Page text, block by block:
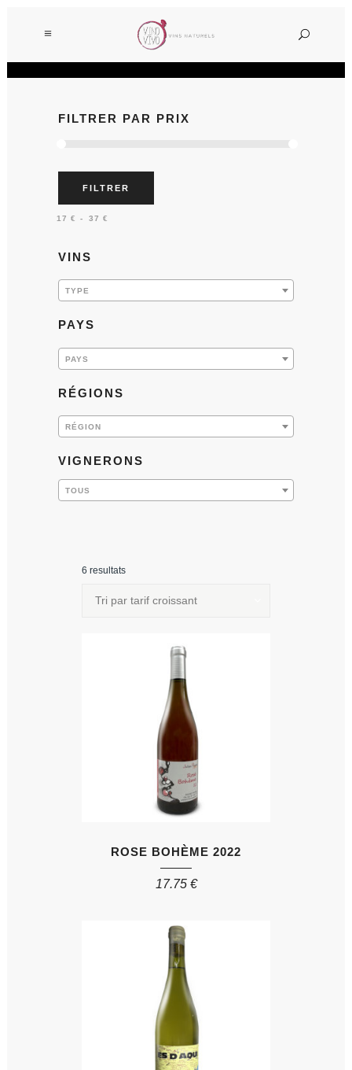
FILTRER PAR PRIX
FILTRER
17 €— 37 €
VINS
TYPE
PAYS
PAYS
RÉGIONS
RÉGION
VIGNERONS
TOUS
6 resultats
Tri par tarif croissant
ROSE BOHÈME 2022
17.75 €